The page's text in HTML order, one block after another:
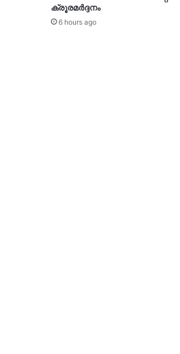
ക്രൂരമർദ്ദനം
6 hours ago